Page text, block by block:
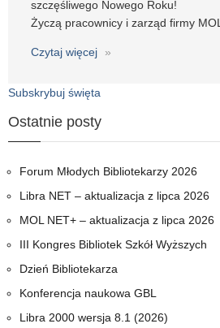
szczęśliwego Nowego Roku!
Życzą pracownicy i zarząd firmy MOL
Czytaj więcej
o
Subskrybuj święta
Ostatnie posty
Forum Młodych Bibliotekarzy 2026
Libra NET – aktualizacja z lipca 2026
MOL NET+ – aktualizacja z lipca 2026
III Kongres Bibliotek Szkół Wyższych
Dzień Bibliotekarza
Konferencja naukowa GBL
Libra 2000 wersja 8.1 (2026)